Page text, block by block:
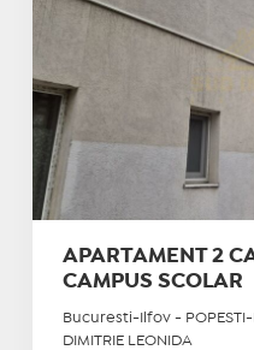
APARTAMENT 2
CAMPUS SCOLAR
Bucuresti-Ilfov - POPESTI-
DIMITRIE LEONIDA